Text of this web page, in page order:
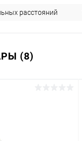
расстояний
(8)